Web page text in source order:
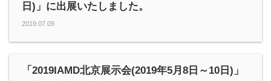
日)」に出展いたしました。
2019.07.09
「2019IAMD北京展示会(2019年5月8日～10日)」